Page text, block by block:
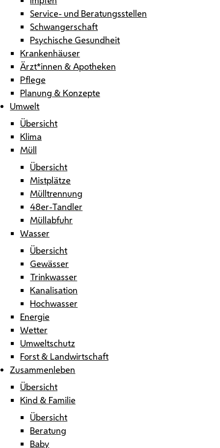
Service- und Beratungsstellen
Schwangerschaft
Psychische Gesundheit
Krankenhäuser
Ärzt*innen & Apotheken
Pflege
Planung & Konzepte
Umwelt
Übersicht
Klima
Müll
Übersicht
Mistplätze
Mülltrennung
48er-Tandler
Müllabfuhr
Wasser
Übersicht
Gewässer
Trinkwasser
Kanalisation
Hochwasser
Energie
Wetter
Umweltschutz
Forst & Landwirtschaft
Zusammenleben
Übersicht
Kind & Familie
Übersicht
Beratung
Baby